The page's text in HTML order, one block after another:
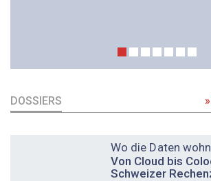
DOSSIERS
Wo die Daten
Von Cloud bis
Schweizer